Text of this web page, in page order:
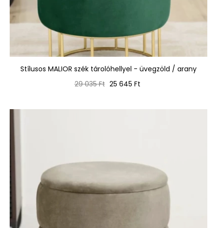
Stílusos MALIOR szék tárolóhellyel - üvegzöld / arany
Normál
29 035 Ft Ár
25 645 Ft